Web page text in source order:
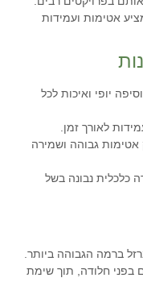
אטימות ועמידות
יופי ואיכות לכל
לאורך זמן.
אטימות גבוהה ושמירה
כלכלית נבונה בשל
ברמה הגבוהה ביותר.
בפני חלודה, תוך שימת